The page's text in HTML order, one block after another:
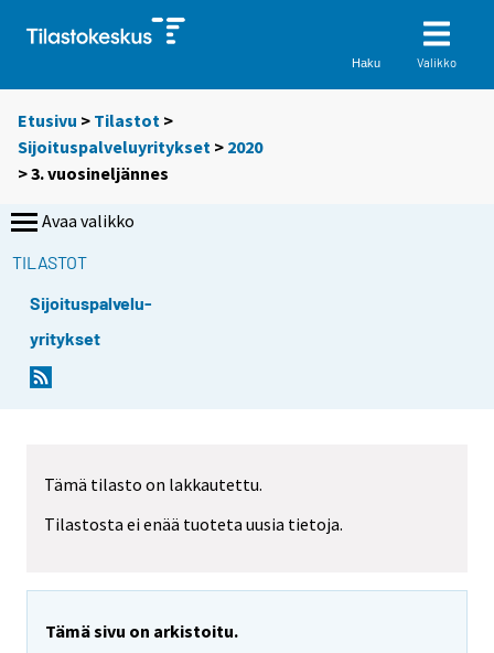
Haku Valikko
Etusivu > Tilastot >
Sijoituspalveluyritykset > 2020
>3. vuosineljännes
Avaa valikko
TILASTOT
Sijoituspalvelu-
yritykset
Tämä tilasto on lakkautettu.
Tilastosta ei enää tuoteta uusia tietoja.
Tämä sivu on arkistoitu.